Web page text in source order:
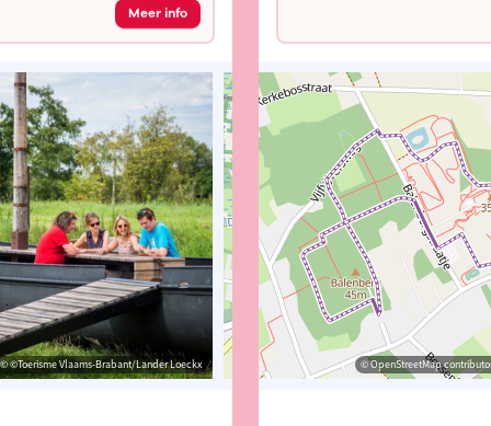
Meer info
© ©Toerisme Vlaams-Brabant/Lander Loeckx © OpenStreetMap contributors,
© ©Toerisme Vlaams-Brabant/Lander Loeckx © OpenStreetMap